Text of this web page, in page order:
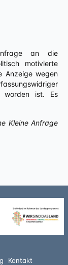
an die
motivierte
Anzeige wegen
worden ist. Es
Kleine Anfrage
Kontakt